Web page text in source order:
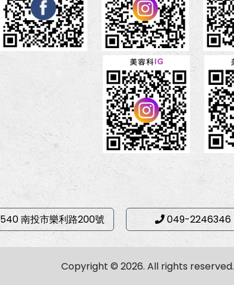
540 南投市樂利路200號 049-2246346
Copyright © 2026. All rights reserved.